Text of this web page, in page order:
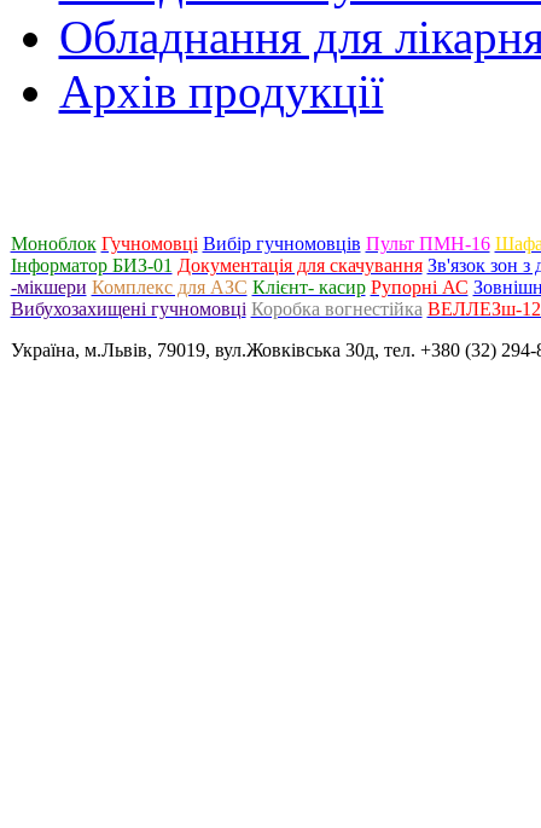
Обладнання для
Архів продукції
Моноблок Гучномовці Вибір гучномовців Пульт ПМН-16 Шафа
Інформатор БИЗ-01 Документація для скачування Зв'язок зон
-мікшери Комплекс для АЗС Клієнт- касир Рупорні АС
Вибухозахищені гучномовці Коробка вогнестійка ВЕЛЛЕЗш-
Україна, м.Львів, 79019, вул.Жовківська 30д, тел. +380 (32)